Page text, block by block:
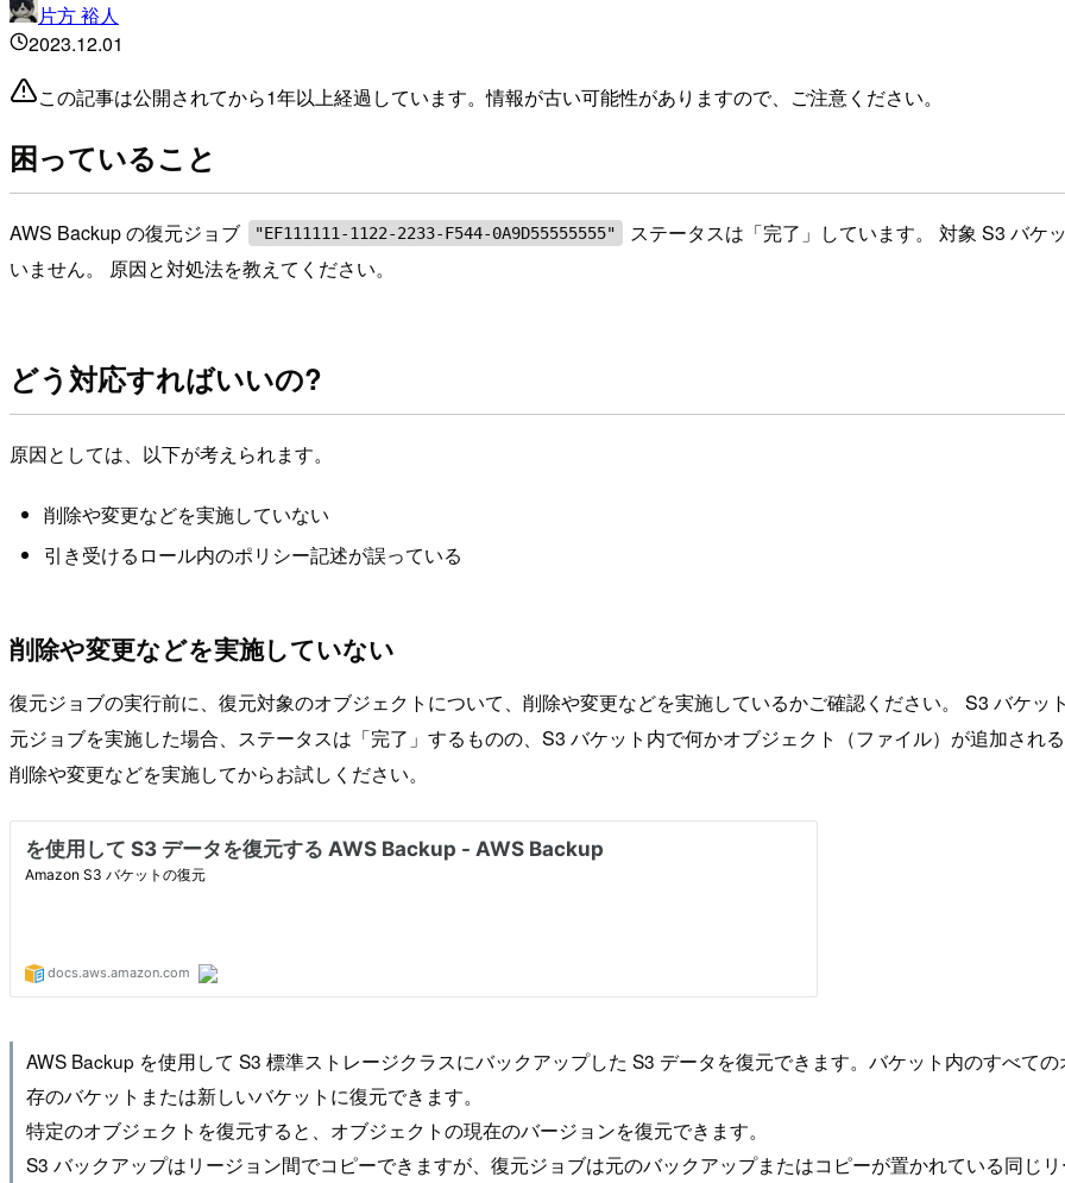
片方 裕人
2023.12.01
この記事は公開されてから1年以上経過しています。情報が古い可能性がありますので、ご注意ください。
困っていること
AWS Backup の復元ジョブ "EF111111-1122-2233-F544-0A9D55555555"
ステータスは「完了」しています。 対象 S3 バケ
いません。 原因と対処法を教えてください。
どう対応すればいいの?
原因としては、以下が考えられます。
削除や変更などを実施していない
引き受けるロール内のポリシー記述が誤っている
削除や変更などを実施していない
復元ジョブの実行前に、復元対象のオブジェクトについて、削除や変更などを実施しているかご確認ください。 S3 バケ
元ジョブを実施した場合、ステータスは「完了」するものの、S3 バケット内で何かオブジェクト（ファイル）が追加される
削除や変更などを実施してからお試しください。
AWS Backup を使用して S3 標準ストレージクラスにバックアップした S3 データを復元できます。バケット内のすべて
存のバケットまたは新しいバケットに復元できます。
特定のオブジェクトを復元すると、オブジェクトの現在のバージョンを復元できます。
S3 バックアップはリージョン間でコピーできますが、復元ジョブは元のバックアップまたはコピーが置かれている同じリ